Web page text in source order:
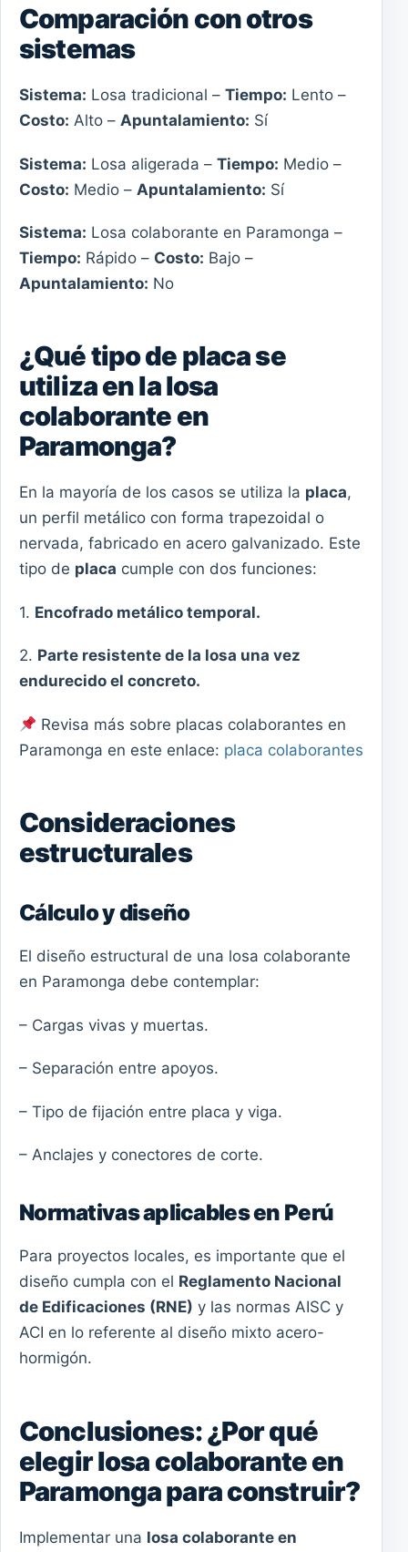
Comparación con otros
sistemas
Sistema: Losa tradicional – Tiempo: Lento –
Costo: Alto – Apuntalamiento: Sí
Sistema: Losa aligerada – Tiempo: Medio –
Costo: Medio – Apuntalamiento: Sí
Sistema: Losa colaborante en Paramonga –
Tiempo: Rápido – Costo: Bajo –
Apuntalamiento: No
¿Qué tipo de placa se
utiliza en la losa
colaborante en
Paramonga?
En la mayoría de los casos se utiliza la placa,
un perfil metálico con forma trapezoidal o
nervada, fabricado en acero galvanizado. Este
tipo de placa cumple con dos funciones:
1. Encofrado metálico temporal.
2. Parte resistente de la losa una vez
endurecido el concreto.
Revisa más sobre placas colaborantes en
Paramonga en este enlace: placa colaborantes
Consideraciones
estructurales
Cálculo y diseño
El diseño estructural de una losa colaborante
en Paramonga debe contemplar:
– Cargas vivas y muertas.
– Separación entre apoyos.
– Tipo de fijación entre placa y viga.
– Anclajes y conectores de corte.
Normativas aplicables en Perú
Para proyectos locales, es importante que el
diseño cumpla con el Reglamento Nacional
de Edificaciones (RNE) y las normas AISC y
ACI en lo referente al diseño mixto acero-
hormigón.
Conclusiones: ¿Por qué
elegir losa colaborante en
Paramonga para construir?
Implementar una losa colaborante en